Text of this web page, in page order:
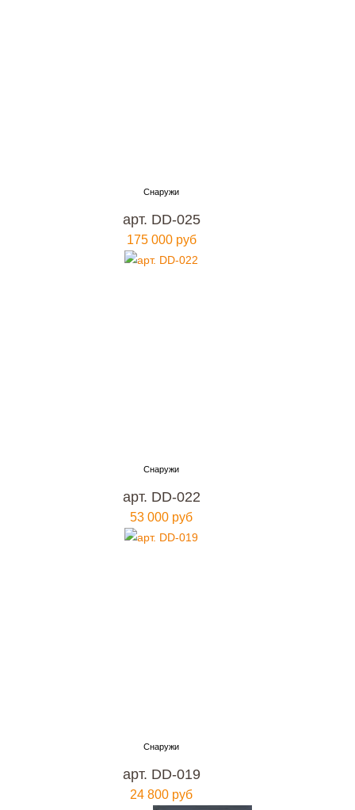
арт. DD-025
175 000 руб
арт. DD-022
53 000 руб
арт. DD-019
24 800 руб